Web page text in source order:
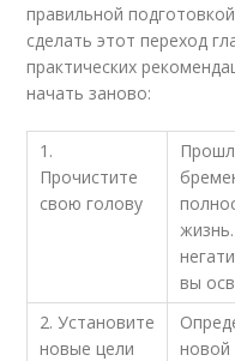
правильной
сделать этот переход
практических
начать заново:
1.
Прочистите
свою голову
вы
2. Установите
новые цели
новой